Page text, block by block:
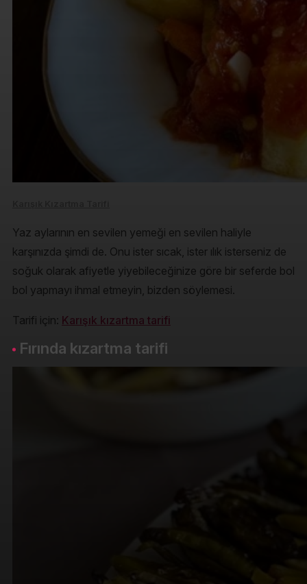
Yaz aylarının en sevilen yemeği en sevilen haliyle
karşınızda şimdi de. Onu ister sıcak, ister ılık isterseniz de
soğuk olarak afiyetle yiyebileceğinize göre bir seferde bol
bol yapmayı ihmal etmeyin, bizden söylemesi.
Tarifi için: Karışık kızartma tarifi
Fırında kızartma tarifi